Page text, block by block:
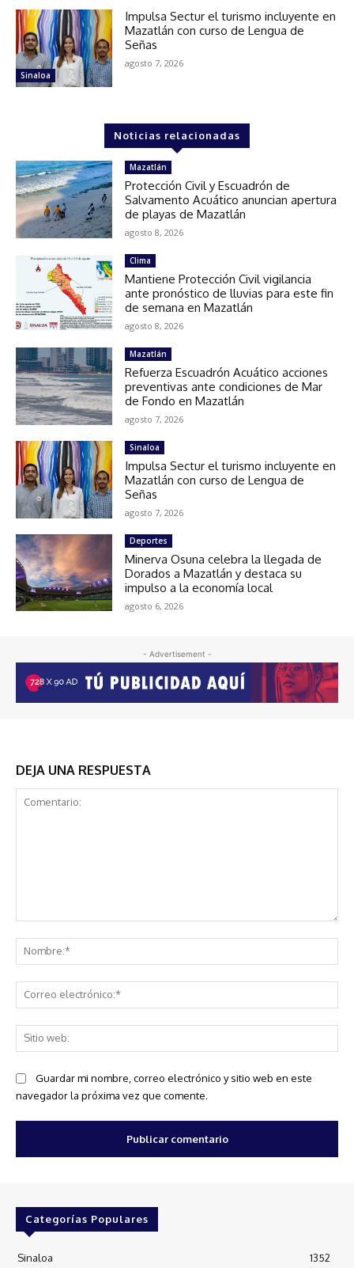
Sinaloa
Impulsa Sectur el turismo incluyente en
Mazatlán con curso de Lengua de
Señas
agosto 7, 2026
Noticias relacionadas
Mazatlán
Protección Civil y Escuadrón de
Salvamento Acuático anuncian apertura
de playas de Mazatlán
agosto 8, 2026
Clima
Mantiene Protección Civil vigilancia
ante pronóstico de lluvias para este fin
de semana en Mazatlán
agosto 8, 2026
Mazatlán
Refuerza Escuadrón Acuático acciones
preventivas ante condiciones de Mar
de Fondo en Mazatlán
agosto 7, 2026
Sinaloa
Impulsa Sectur el turismo incluyente en
Mazatlán con curso de Lengua de
Señas
agosto 7, 2026
Deportes
Minerva Osuna celebra la llegada de
Dorados a Mazatlán y destaca su
impulso a la economía local
agosto 6, 2026
- Advertisement -
DEJA UNA RESPUESTA
Guardar mi nombre, correo electrónico y sitio web en este
navegador la próxima vez que comente.
Categorías Populares
Sinaloa
1352